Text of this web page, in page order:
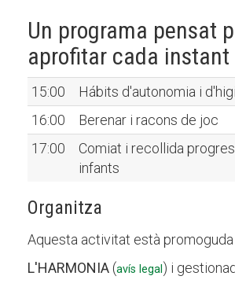
Un programa pensat
aprofitar cada instant
15:00
Hábits d'autonomia i
16:00
Berenar i racons de joc
17:00
Comiat i recollida
infants
Organitza
Aquesta activitat està
L'HARMONIA (avís legal) i